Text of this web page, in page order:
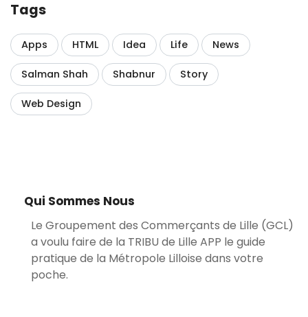
Tags
Apps HTML Idea Life News
Salman Shah Shabnur Story
Web Design
Qui Sommes Nous
Le Groupement des Commerçants de Lille (GCL)
a voulu faire de la TRIBU de Lille APP le guide
pratique de la Métropole Lilloise dans votre
poche.